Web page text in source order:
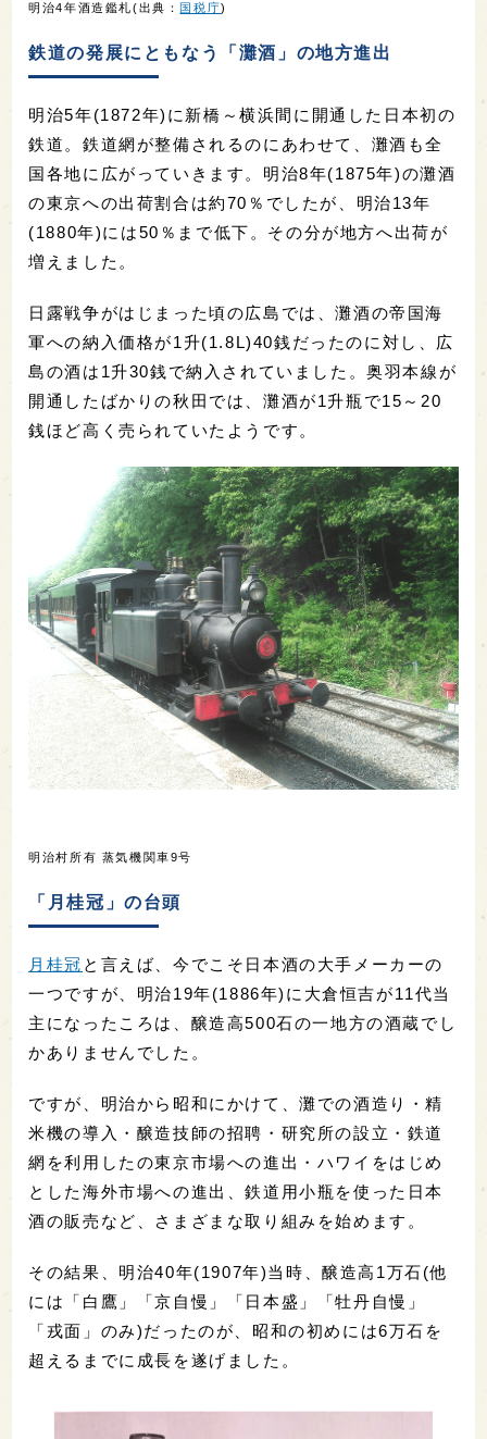
明治4年酒造鑑札(出典： 国税庁)
鉄道の発展にともなう「灘酒」の地方進出
明治5年(1872年)に新橋～横浜間に開通した日本初の
鉄道。鉄道網が整備されるのにあわせて、灘酒も全
国各地に広がっていきます。明治8年(1875年)の灘酒
の東京への出荷割合は約70％でしたが、明治13年
(1880年)には50％まで低下。その分が地方へ出荷が
増えました。
日露戦争がはじまった頃の広島では、灘酒の帝国海
軍への納入価格が1升(1.8L)40銭だったのに対し、広
島の酒は1升30銭で納入されていました。奥羽本線が
開通したばかりの秋田では、灘酒が1升瓶で15～20
銭ほど高く売られていたようです。
明治村所有 蒸気機関車9号
「月桂冠」の台頭
月桂冠 と言えば、今でこそ日本酒の大手メーカーの
一つですが、明治19年(1886年)に大倉恒吉が11代当
主になったころは、醸造高500石の一地方の酒蔵でし
かありませんでした。
ですが、明治から昭和にかけて、灘での酒造り・精
米機の導入・醸造技師の招聘・研究所の設立・鉄道
網を利用したの東京市場への進出・ハワイをはじめ
とした海外市場への進出、鉄道用小瓶を使った日本
酒の販売など、さまざまな取り組みを始めます。
その結果、明治40年(1907年)当時、醸造高1万石(他
には「白鷹」「京自慢」「日本盛」「牡丹自慢」
「戎面」のみ)だったのが、昭和の初めには6万石を
超えるまでに成長を遂げました。